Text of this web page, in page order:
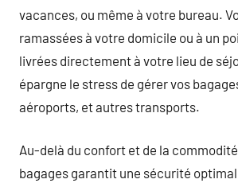
vacances, ou même à votre bureau.
ramassées à votre domicile ou à un
livrées directement à votre lieu de
épargne le stress de gérer vos
aéroports, et autres transports.
Au-delà du confort et de la
bagages garantit une sécurité